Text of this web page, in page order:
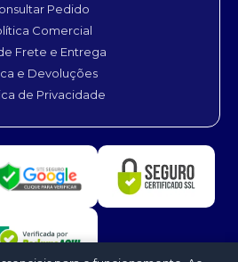
Pedido
Comercial
Frete e Entrega
e Devoluções
de Privacidade